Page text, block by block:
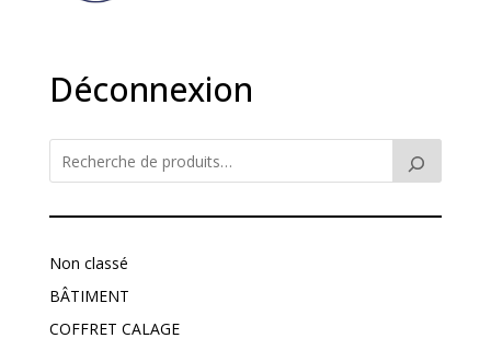
Déconnexion
Non classé
BÂTIMENT
COFFRET CALAGE